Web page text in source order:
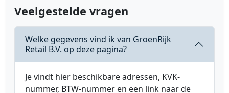
Veelgestelde vragen
Welke gegevens vind ik van GroenRijk
Retail B.V. op deze pagina?
Je vindt hier beschikbare adressen, KVK-
nummer, BTW-nummer en een link naar de